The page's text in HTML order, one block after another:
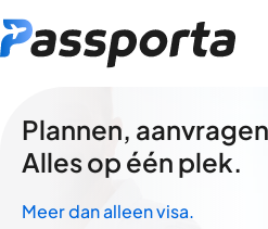
Plannen,
Alles op één plek.
Meer dan alleen visa.